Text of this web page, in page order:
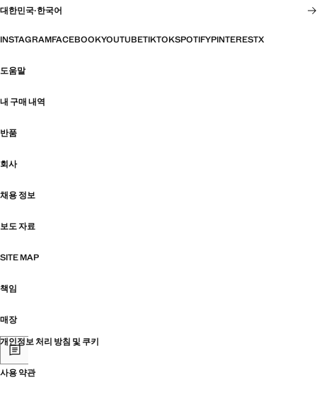
대한민국·한국어
INSTAGRAMFACEBOOKYOUTUBETIKTOKSPOTIFYPINTERESTX
도움말
내 구매 내역
반품
회사
채용 정보
보도 자료
SITE MAP
책임
매장
개인정보 처리 방침 및 쿠키
사용 약관